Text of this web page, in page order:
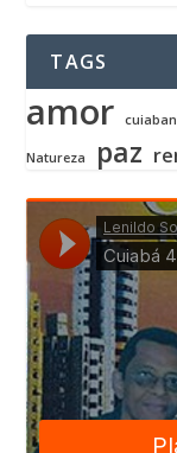
TAGS
amor
Natureza paz